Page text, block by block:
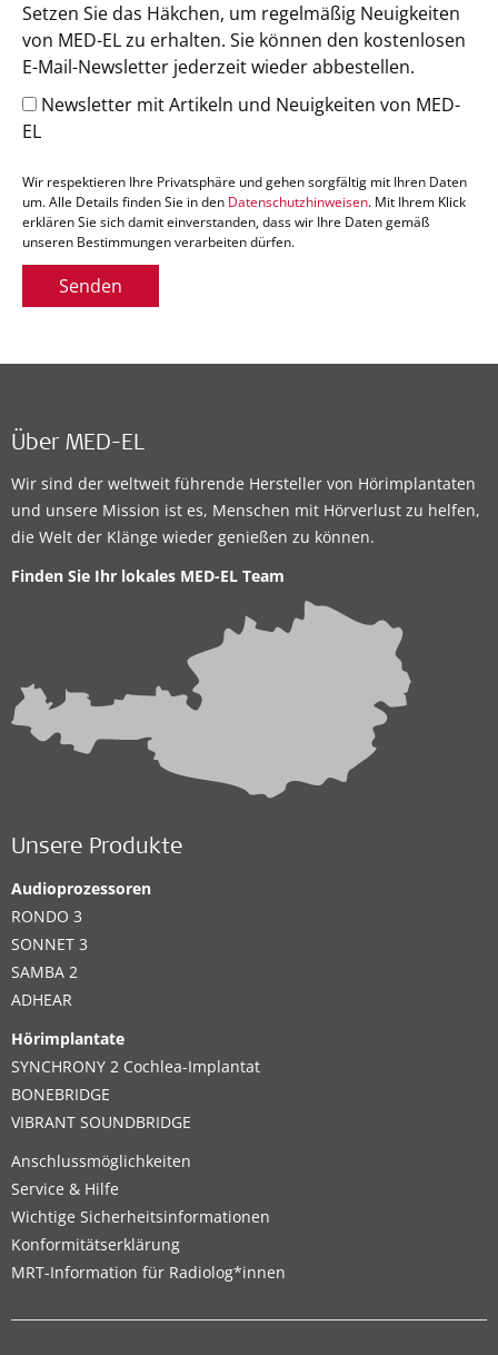
Setzen Sie das Häkchen, um regelmäßig Neuigkeiten
von MED-EL zu erhalten. Sie können den kostenlosen
E-Mail-Newsletter jederzeit wieder abbestellen.
Newsletter mit Artikeln und Neuigkeiten von MED-
EL
Wir respektieren Ihre Privatsphäre und gehen sorgfältig mit Ihren Daten
um. Alle Details finden Sie in den Datenschutzhinweisen. Mit Ihrem Klick
erklären Sie sich damit einverstanden, dass wir Ihre Daten gemäß
unseren Bestimmungen verarbeiten dürfen.
Senden
Über MED-EL
Wir sind der weltweit führende Hersteller von Hörimplantaten
und unsere Mission ist es, Menschen mit Hörverlust zu helfen,
die Welt der Klänge wieder genießen zu können.
Finden Sie Ihr lokales MED-EL Team
Unsere Produkte
Audioprozessoren
RONDO 3
SONNET 3
SAMBA 2
ADHEAR
Hörimplantate
SYNCHRONY 2 Cochlea-Implantat
BONEBRIDGE
VIBRANT SOUNDBRIDGE
Anschlussmöglichkeiten
Service & Hilfe
Wichtige Sicherheitsinformationen
Konformitätserklärung
MRT-Information für Radiolog*innen